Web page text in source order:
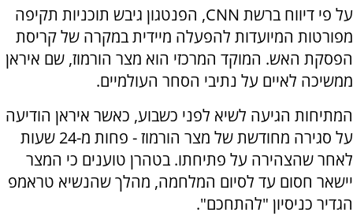
על פי דיווח ברשת CNN, הפנטגון גיבש תוכניות תקיפה
מפורטות המיועדות להפעלה מיידית במקרה של קריסת
הפסקת האש. המוקד המרכזי הוא מצר הורמוז, שם איראן
ממשיכה לאיים על נתיבי הסחר העולמיים.
המתיחות הגיעה לשיא לפני כשבוע, כאשר איראן הודיעה
על סגירה מחודשת של מצר הורמוז - פחות מ-24 שעות
לאחר שהצהירה על פתיחתו. בטהרן טוענים כי המצר
יישאר חסום עד לסיום המלחמה, מהלך שהנשיא טראמפ
הגדיר כניסיון "להתחכם".